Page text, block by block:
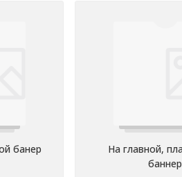
банер
На главной,
баннер